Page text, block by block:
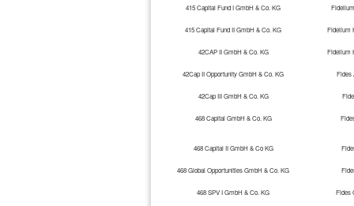
415 Capital Fund I GmbH & Co. KG
415 Capital Fund II GmbH & Co. KG Fidelium
42CAP II GmbH & Co. KG Fidelium
42Cap II Opportunity GmbH & Co. KG Fides
42Cap III GmbH & Co. KG
468 Capital GmbH & Co. KG
468 Capital II GmbH & Co KG
468 Global Opportunities GmbH & Co. KG
468 SPV I GmbH & Co. KG Fides